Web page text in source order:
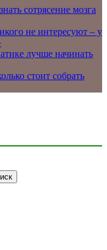
сотрясение мозга
не интересуют – у
лучше начинать
стоит собрать